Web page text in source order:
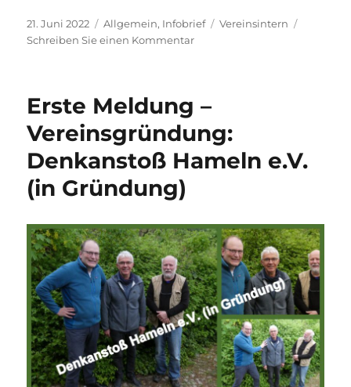
Veröffentlicht
am
21. Juni 2022 Kategorien
Allgemein, Infobrief Schlagwörter
Vereinsintern
Schreiben Sie einen Kommentarzu
Denkanstoß
Hameln
und
Vorbereitungstreffen
Erste Meldung –
Vereinsgründung:
Denkanstoß Hameln e.V.
(in Gründung)